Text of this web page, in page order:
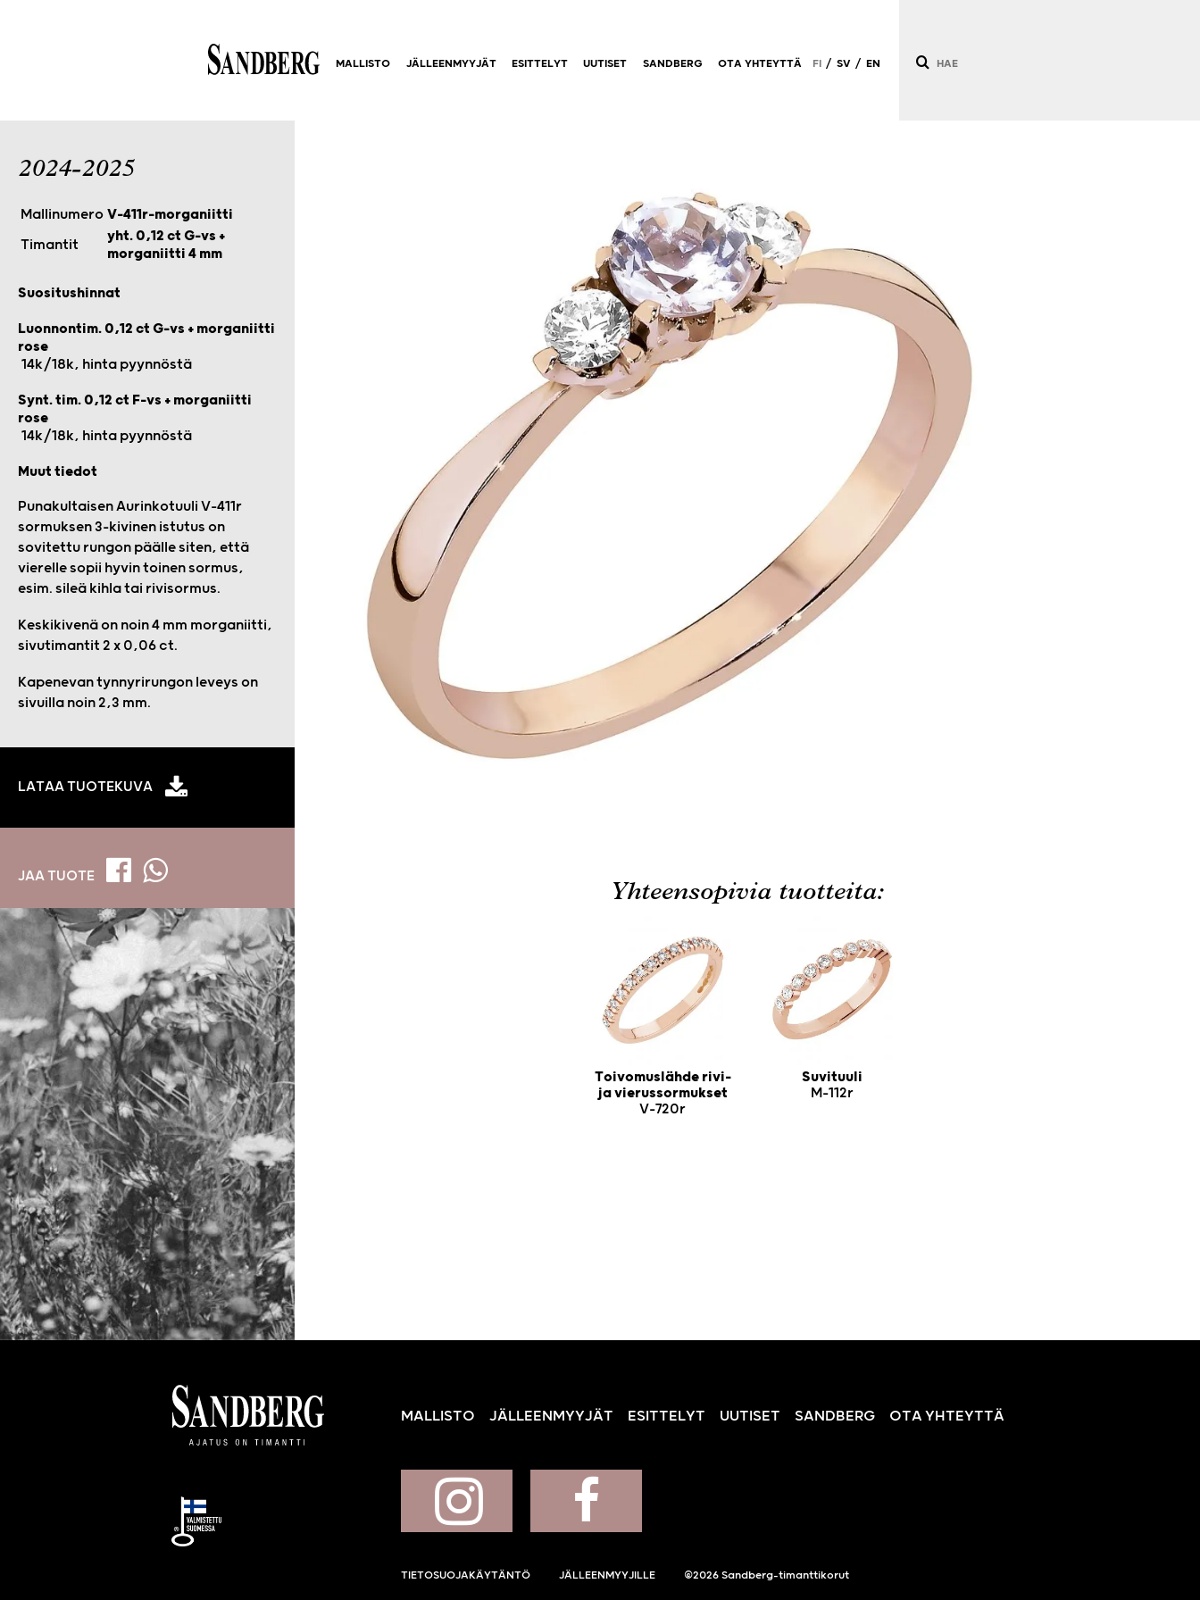
2024-2025
Mallinumero V-411r-morganiitti
Timantit
yht. 0,12 ct G-vs +
morganiitti 4 mm
Suositushinnat
Luonnontim. 0,12 ct G-vs + morganiitti
rose
14k/18k, hinta pyynnöstä
Synt. tim. 0,12 ct F-vs + morganiitti
rose
14k/18k, hinta pyynnöstä
Muut tiedot
Punakultaisen Aurinkotuuli V-411r
sormuksen 3-kivinen istutus on
sovitettu rungon päälle siten, että
vierelle sopii hyvin toinen sormus,
esim. sileä kihla tai rivisormus.
Keskikivenä on noin 4 mm morganiitti,
sivutimantit 2 x 0,06 ct.
Kapenevan tynnyrirungon leveys on
sivuilla noin 2,3 mm.
LATAA TUOTEKUVA
JAA TUOTE
Yhteensopivia tuotteita:
Toivomuslähde rivi-
ja vierussormukset
V-720r
Suvituuli
M-112r
MALLISTO JÄLLEENMYYJÄT ESITTELYT UUTISET SANDBERG OTA YHTEYTTÄ
TIETOSUOJAKÄYTÄNTÖ JÄLLEENMYYJILLE ©2026 Sandberg-timanttikorut
MALLISTO JÄLLEENMYYJÄT ESITTELYT UUTISET SANDBERG OTA YHTEYTTÄ FI / SV / EN